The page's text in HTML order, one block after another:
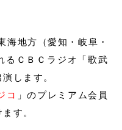
地方（愛知・岐阜・
るＣＢＣラジオ「歌武
します。
コ
」のプレミアム会員
す。